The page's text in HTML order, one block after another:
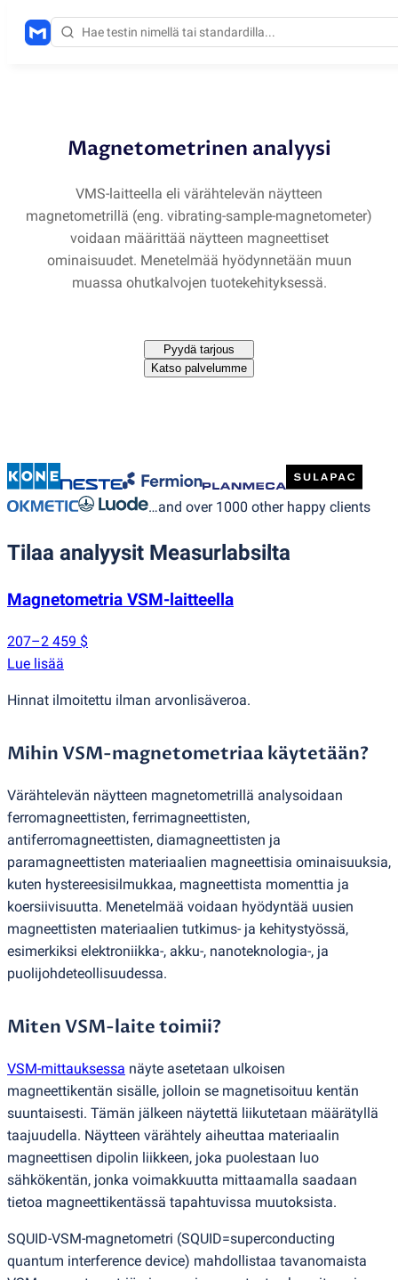
Magnetometrinen analyysi
VMS-laitteella eli värähtelevän näytteen
magnetometrillä (eng. vibrating-sample-magnetometer)
voidaan määrittää näytteen magneettiset
ominaisuudet. Menetelmää hyödynnetään muun
muassa ohutkalvojen tuotekehityksessä.
Pyydä tarjous
Katso palvelumme
…and over 1000 other happy clients
Tilaa analyysit Measurlabsilta
Magnetometria VSM-laitteella
207–2 459 $
Lue lisää
Hinnat ilmoitettu ilman arvonlisäveroa.
Mihin VSM-magnetometriaa käytetään?
Värähtelevän näytteen magnetometrillä analysoidaan
ferromagneettisten, ferrimagneettisten,
antiferromagneettisten, diamagneettisten ja
paramagneettisten materiaalien magneettisia ominaisuuksia,
kuten hystereesisilmukkaa, magneettista momenttia ja
koersiivisuutta. Menetelmää voidaan hyödyntää uusien
magneettisten materiaalien tutkimus- ja kehitystyössä,
esimerkiksi elektroniikka-, akku-, nanoteknologia-, ja
puolijohdeteollisuudessa.
Miten VSM-laite toimii?
VSM-mittauksessa näyte asetetaan ulkoisen
magneettikentän sisälle, jolloin se magnetisoituu kentän
suuntaisesti. Tämän jälkeen näytettä liikutetaan määrätyllä
taajuudella. Näytteen värähtely aiheuttaa materiaalin
magneettisen dipolin liikkeen, joka puolestaan luo
sähkökentän, jonka voimakkuutta mittaamalla saadaan
tietoa magneettikentässä tapahtuvissa muutoksista.
SQUID-VSM-magnetometri (SQUID=superconducting
quantum interference device) mahdollistaa tavanomaista